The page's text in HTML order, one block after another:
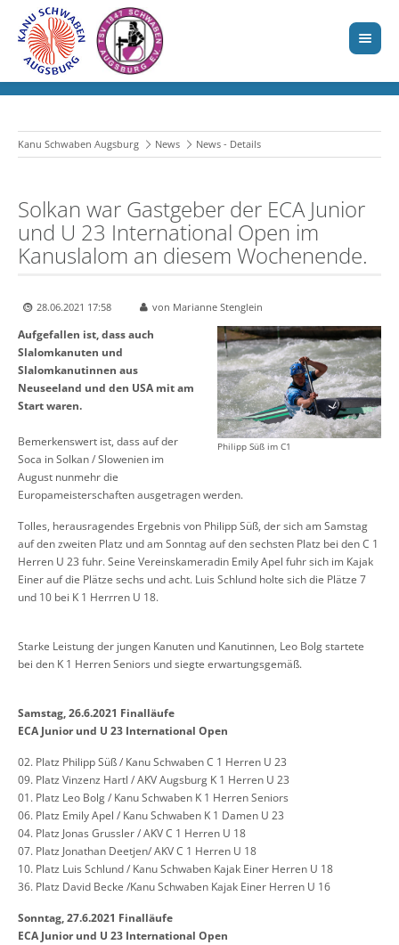
Kanu Schwaben Augsburg News News - Details
Solkan war Gastgeber der ECA Junior
und U 23 International Open im
Kanuslalom an diesem Wochenende.
28.06.2021 17:58 von Marianne Stenglein
Philipp Süß im C1
Aufgefallen ist, dass auch
Slalomkanuten und
Slalomkanutinnen aus
Neuseeland und den USA mit am
Start waren.
Bemerkenswert ist, dass auf der
Soca in Solkan / Slowenien im
August nunmehr die
Europameisterschaften ausgetragen werden.
Tolles, herausragendes Ergebnis von Philipp Süß, der sich am Samstag
auf den zweiten Platz und am Sonntag auf den sechsten Platz bei den C 1
Herren U 23 fuhr. Seine Vereinskameradin Emily Apel fuhr sich im Kajak
Einer auf die Plätze sechs und acht. Luis Schlund holte sich die Plätze 7
und 10 bei K 1 Herrren U 18.
Starke Leistung der jungen Kanuten und Kanutinnen, Leo Bolg startete
bei den K 1 Herren Seniors und siegte erwartungsgemäß.
Samstag, 26.6.2021 Finalläufe
ECA Junior und U 23 International Open
02. Platz Philipp Süß / Kanu Schwaben C 1 Herren U 23
09. Platz Vinzenz Hartl / AKV Augsburg K 1 Herren U 23
01. Platz Leo Bolg / Kanu Schwaben K 1 Herren Seniors
06. Platz Emily Apel / Kanu Schwaben K 1 Damen U 23
04. Platz Jonas Grussler / AKV C 1 Herren U 18
07. Platz Jonathan Deetjen/ AKV C 1 Herren U 18
10. Platz Luis Schlund / Kanu Schwaben Kajak Einer Herren U 18
36. Platz David Becke /Kanu Schwaben Kajak Einer Herren U 16
Sonntag, 27.6.2021 Finalläufe
ECA Junior und U 23 International Open